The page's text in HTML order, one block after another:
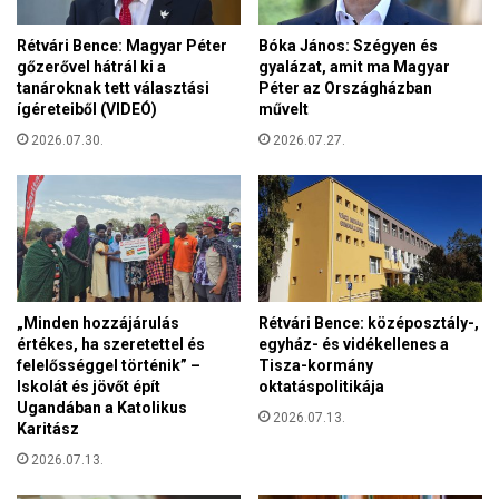
e
r
í
a
k
ö
ö
s
s
é
g
e
t
u
k
a
z
ö
z
e
s
t
ö
r
t
é
n
e
m
Rétvári Bence: Magyar Péter
gőzerővel hátrál ki a
tanároknak tett választási
ígéreteiből (VIDEÓ)
2026.07.30.
Bóka János: Szégyen és
gyalázat, amit ma Magyar
Péter az Országházban
művelt
2026.07.27.
„Minden hozzájárulás
értékes, ha szeretettel és
felelősséggel történik” –
Iskolát és jövőt épít
Ugandában a Katolikus
Karitász
2026.07.13.
Rétvári Bence: középosztály-,
egyház- és vidékellenes a
Tisza-kormány
oktatáspolitikája
2026.07.13.